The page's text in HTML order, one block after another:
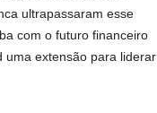
ultrapassaram esse
com o futuro financeiro
uma extensão para liderar